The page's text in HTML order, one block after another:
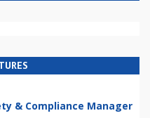
& Compliance Manager